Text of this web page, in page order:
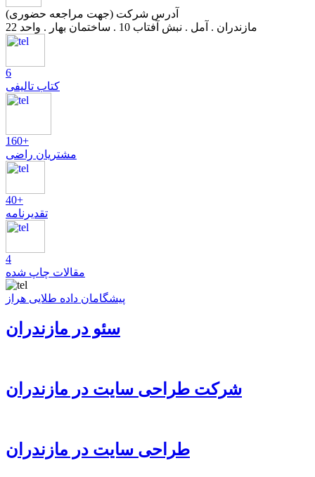
آدرس شرکت (جهت مراجعه حضوری)
مازندران . آمل . نبش آفتاب 10 . ساختمان بهار . واحد 22
6
کتاب تالیفی
160+
مشتریان راضی
40+
تقدیرنامه
4
مقالات چاپ شده
پیشگامان داده طلایی هراز
سئو در مازندران
شرکت طراحی سایت در مازندران
طراحی سایت در مازندران